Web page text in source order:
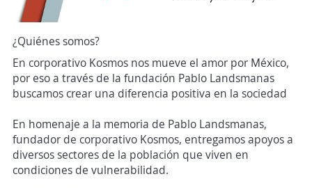
¿Quiénes somos?
En corporativo Kosmos nos mueve el amor por México,
por eso a través de la fundación Pablo Landsmanas
buscamos crear una diferencia positiva en la sociedad
En homenaje a la memoria de Pablo Landsmanas,
fundador de corporativo Kosmos, entregamos apoyos a
diversos sectores de la población que viven en
condiciones de vulnerabilidad.